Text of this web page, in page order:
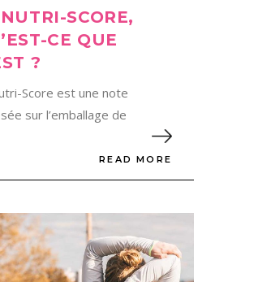
SCORE,
CE QUE
?
Score est une note
sur l’emballage de
READ MORE